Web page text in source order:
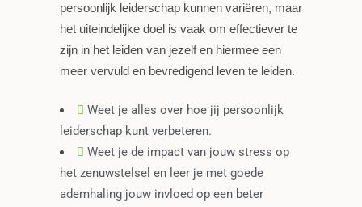
persoonlijk leiderschap kunnen variëren, maar
het uiteindelijke doel is vaak om effectiever te
zijn in het leiden van jezelf en hiermee een
meer vervuld en bevredigend leven te leiden.
Weet je alles over hoe jij persoonlijk
leiderschap kunt verbeteren.
Weet je de impact van jouw stress op
het zenuwstelsel en leer je met goede
ademhaling jouw invloed op een beter